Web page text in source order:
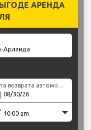
АРЕНДА
Дата возврата автомобиля